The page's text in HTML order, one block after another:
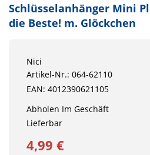
Schlüsselanhänger Mini
die Beste! m. Glöckchen
Nici
Artikel-Nr.: 064-62110
EAN: 4012390621105
Abholen Im Geschäft
Lieferbar
4,99 €